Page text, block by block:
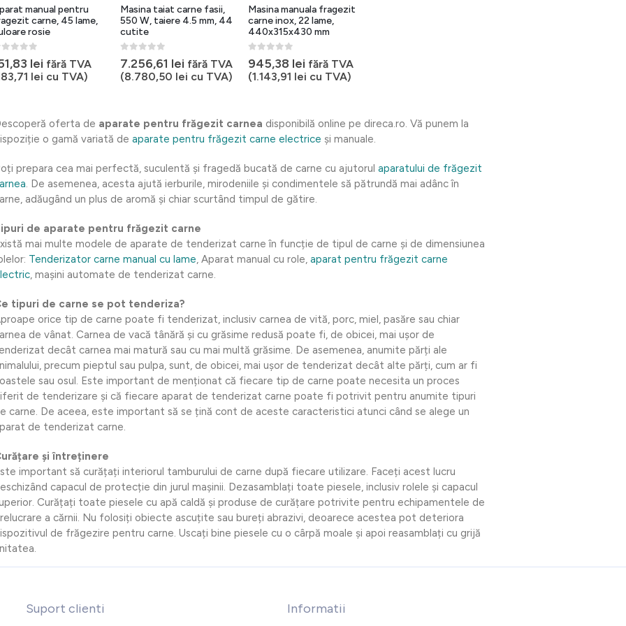
manual pentru
carne, 45 lame,
rosie
of 5lei fără TVA
lei cu TVA)
Masina taiat carne fasii,
550 W, taiere 4.5 mm, 44
cutite
0out of 5
7.256,61 lei fără TVA
(8.780,50 lei cu TVA)
Masina manuala fragezit
carne inox, 22 lame,
440x315x430 mm
0out of 5
945,38 lei fără TVA
(1.143,91 lei cu TVA)
oferta de aparate pentru frăgezit carnea disponibilă online pe direca.ro. Vă punem la
o gamă variată de aparate pentru frăgezit carne electrice și manuale.
prepara cea mai perfectă, suculentă și fragedă bucată de carne cu ajutorul aparatului de frăgezit
. De asemenea, acesta ajută ierburile, mirodeniile și condimentele să pătrundă mai adânc în
adăugând un plus de aromă și chiar scurtând timpul de gătire.
de aparate pentru frăgezit carne
mai multe modele de aparate de tenderizat carne în funcție de tipul de carne și de dimensiunea
Tenderizator carne manual cu lame, Aparat manual cu role, aparat pentru frăgezit carne
, mașini automate de tenderizat carne.
tipuri de carne se pot tenderiza?
orice tip de carne poate fi tenderizat, inclusiv carnea de vită, porc, miel, pasăre sau chiar
de vânat. Carnea de vacă tânără și cu grăsime redusă poate fi, de obicei, mai ușor de
decât carnea mai matură sau cu mai multă grăsime. De asemenea, anumite părți ale
precum pieptul sau pulpa, sunt, de obicei, mai ușor de tenderizat decât alte părți, cum ar fi
sau osul. Este important de menționat că fiecare tip de carne poate necesita un proces
de tenderizare și că fiecare aparat de tenderizat carne poate fi potrivit pentru anumite tipuri
carne. De aceea, este important să se țină cont de aceste caracteristici atunci când se alege un
de tenderizat carne.
și întreținere
important să curățați interiorul tamburului de carne după fiecare utilizare. Faceți acest lucru
capacul de protecție din jurul mașinii. Dezasamblați toate piesele, inclusiv rolele și capacul
Curățați toate piesele cu apă caldă și produse de curățare potrivite pentru echipamentele de
a cărnii. Nu folosiți obiecte ascuțite sau bureți abrazivi, deoarece acestea pot deteriora
de frăgezire pentru carne. Uscați bine piesele cu o cârpă moale și apoi reasamblați cu grijă
Suport clienti Informatii